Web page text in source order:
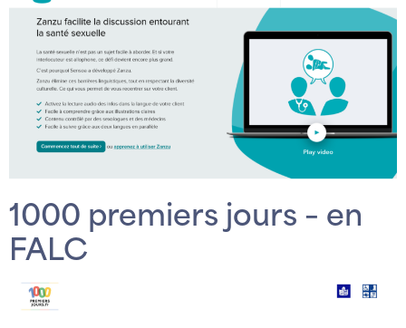
1000 premiers jours – en
FALC